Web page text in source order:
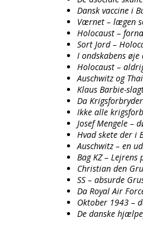
Dansk vaccine i
Værnet – lægen
Holocaust –
Sort Jord –
I ondskabens øje
Holocaust –
Auschwitz og
Klaus Barbie-
Da
Ikke alle
Josef Mengele –
Hvad skete der i
Auschwitz – en
Bag KZ – Lejrens
Christian den
SS – absurde
Da Royal Air
Oktober 1943 –
De danske